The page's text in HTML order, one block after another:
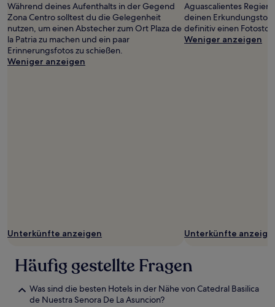
Während deines Aufenthalts in der Gegend
Zona Centro solltest du die Gelegenheit
nutzen, um einen Abstecher zum Ort Plaza de
la Patria zu machen und ein paar
Erinnerungsfotos zu schießen.
Weniger anzeigen
Unterkünfte anzeigen
Aguascalientes
deinen
definitiv einen
Weniger anzeigen
Unterkünfte
Häufig gestellte Fragen
Was sind die besten Hotels in der Nähe von Catedral Basilica
de Nuestra Senora De La Asuncion?